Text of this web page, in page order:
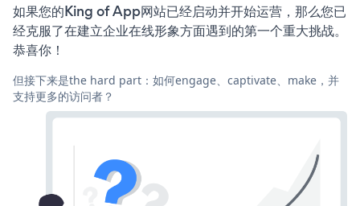
如果您的King of App网站已经启动并开始运营，那么您已
经克服了在建立企业在线形象方面遇到的第一个重大挑战。
恭喜你！
但接下来是the hard part：如何engage、captivate、make，并
支持更多的访问者？